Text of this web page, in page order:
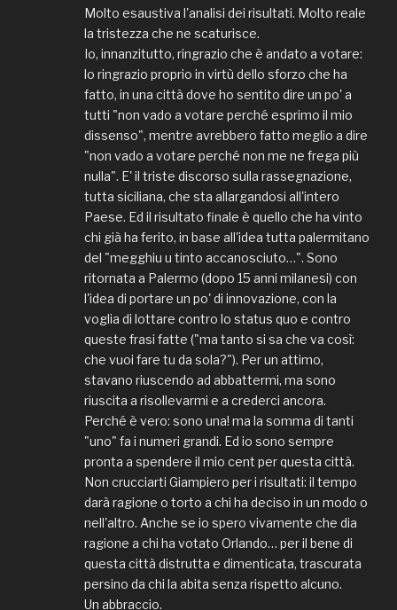
Molto esaustiva l'analisi dei risultati. Molto reale
la tristezza che ne scaturisce.
Io, innanzitutto, ringrazio che è andato a votare:
lo ringrazio proprio in virtù dello sforzo che ha
fatto, in una città dove ho sentito dire un po' a
tutti "non vado a votare perché esprimo il mio
dissenso", mentre avrebbero fatto meglio a dire
"non vado a votare perché non me ne frega più
nulla". E' il triste discorso sulla rassegnazione,
tutta siciliana, che sta allargandosi all'intero
Paese. Ed il risultato finale è quello che ha vinto
chi già ha ferito, in base all'idea tutta palermitano
del "megghiu u tinto accanosciuto…". Sono
ritornata a Palermo (dopo 15 anni milanesi) con
l'idea di portare un po' di innovazione, con la
voglia di lottare contro lo status quo e contro
queste frasi fatte ("ma tanto si sa che va così:
che vuoi fare tu da sola?"). Per un attimo,
stavano riuscendo ad abbattermi, ma sono
riuscita a risollevarmi e a crederci ancora.
Perché è vero: sono una! ma la somma di tanti
"uno" fa i numeri grandi. Ed io sono sempre
pronta a spendere il mio cent per questa città.
Non crucciarti Giampiero per i risultati: il tempo
darà ragione o torto a chi ha deciso in un modo o
nell'altro. Anche se io spero vivamente che dia
ragione a chi ha votato Orlando… per il bene di
questa città distrutta e dimenticata, trascurata
persino da chi la abita senza rispetto alcuno.
Un abbraccio.